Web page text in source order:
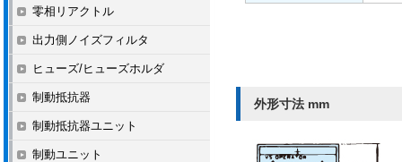
外形寸法 mm
零相リアクトル
出力側ノイズフィルタ
ヒューズ/ヒューズホルダ
制動抵抗器
制動抵抗器ユニット
制動ユニット